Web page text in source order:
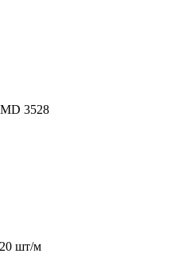
3528
шт/м